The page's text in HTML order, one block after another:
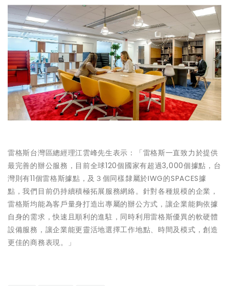
雷格斯台灣區總經理江雲峰先生表示：「雷格斯一直致力於提供
最完善的辦公服務，目前全球120個國家有超過3,000個據點，台
灣則有11個雷格斯據點，及３個同樣隸屬於IWG的SPACES據
點，我們目前仍持續積極拓展服務網絡。針對各種規模的企業，
雷格斯均能為客戶量身打造出專屬的辦公方式，讓企業能夠依據
自身的需求，快速且順利的進駐，同時利用雷格斯優異的軟硬體
設備服務，讓企業能更靈活地選擇工作地點、時間及模式，創造
更佳的商務表現。」